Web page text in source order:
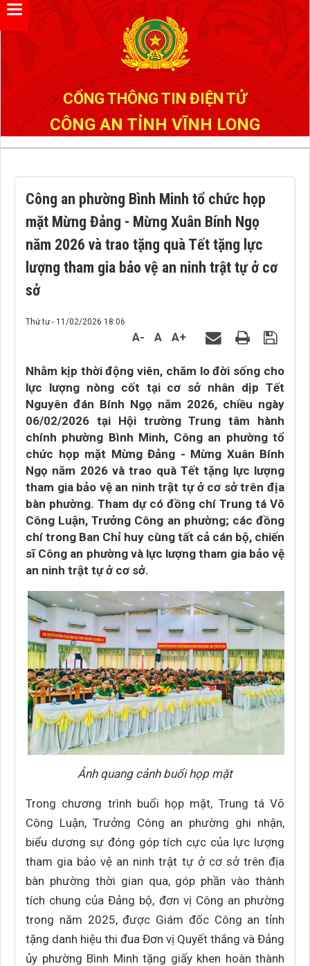
CỔNG THÔNG TIN ĐIỆN TỬ
CÔNG AN TỈNH VĨNH LONG
Công an phường Bình Minh tổ chức họp
mặt Mừng Đảng - Mừng Xuân Bính Ngọ
năm 2026 và trao tặng quà Tết tặng lực
lượng tham gia bảo vệ an ninh trật tự ở cơ
sở
Thứ tư - 11/02/2026 18:06
A- A A+
Nhằm kịp thời động viên, chăm lo đời sống cho
lực lượng nòng cốt tại cơ sở nhân dịp Tết
Nguyên đán Bính Ngọ năm 2026, chiều ngày
06/02/2026 tại Hội trường Trung tâm hành
chính phường Bình Minh, Công an phường tổ
chức họp mặt Mừng Đảng - Mừng Xuân Bính
Ngọ năm 2026 và trao quà Tết tặng lực lượng
tham gia bảo vệ an ninh trật tự ở cơ sở trên địa
bàn phường. Tham dự có đồng chí Trung tá Võ
Công Luận, Trưởng Công an phường; các đồng
chí trong Ban Chỉ huy cùng tất cả cán bộ, chiến
sĩ Công an phường và lực lượng tham gia bảo vệ
an ninh trật tự ở cơ sở.
Ảnh quang cảnh buổi họp mặt
Trong chương trình buổi họp mặt, Trung tá Võ
Công Luận, Trưởng Công an phường ghi nhận,
biểu dương sự đóng góp tích cực của lực lượng
tham gia bảo vệ an ninh trật tự ở cơ sở trên địa
bàn phường thời gian qua, góp phần vào thành
tích chung của Đảng bộ, đơn vị Công an phường
trong năm 2025, được Giám đốc Công an tỉnh
tặng danh hiệu thi đua Đơn vị Quyết thắng và Đảng
ủy phường Bình Minh tặng giấy khen hoàn thành